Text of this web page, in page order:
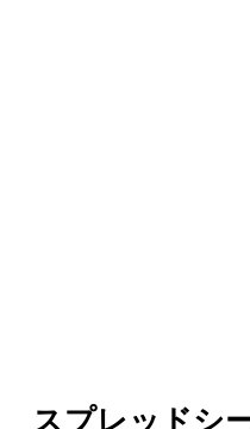
スプレッドシ